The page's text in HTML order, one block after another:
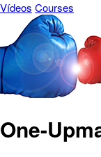
Vídeos Courses
One-